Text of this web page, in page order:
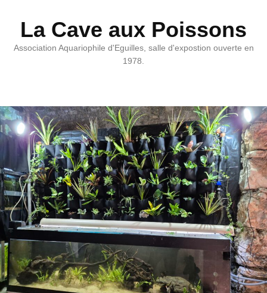
La Cave aux Poissons
Association Aquariophile d'Eguilles, salle d'expostion ouverte en
1978.